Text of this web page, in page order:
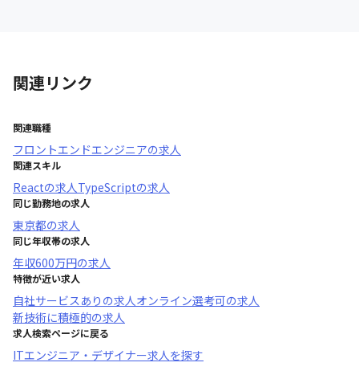
関連リンク
関連職種
フロントエンドエンジニアの求人
関連スキル
Reactの求人TypeScriptの求人
同じ勤務地の求人
東京都の求人
同じ年収帯の求人
年収600万円の求人
特徴が近い求人
自社サービスあり の求人オンライン選考可の求人
新技術に積極的の求人
求人検索ページに戻る
ITエンジニア・デザイナー求人を探す